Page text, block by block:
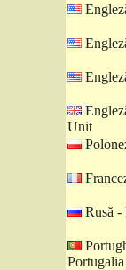
Unit
Rusă -
Portugalia